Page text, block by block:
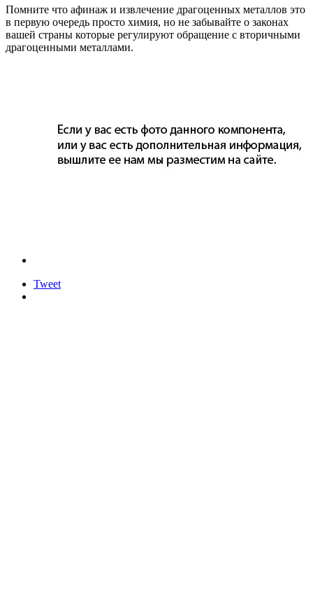
Помните что афинаж и извлечение драгоценных металлов это
в первую очередь просто химия, но не забывайте о законах
вашей страны которые регулируют обращение с вторичными
драгоценными металлами.
Tweet